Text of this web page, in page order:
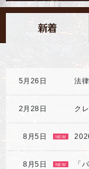
5月26日 法
2月28日
8月5日 NEW
8月5日 NEW 「